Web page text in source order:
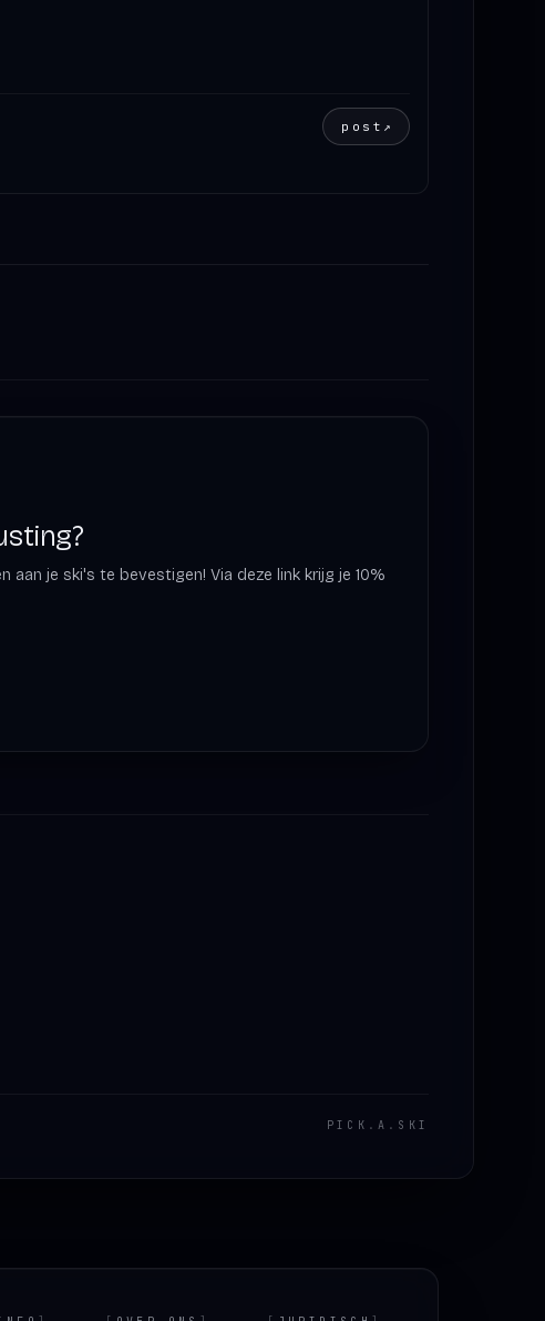
post ↗
je ski's te bevestigen! Via deze link krijg je 10%
PICK . A . SKI